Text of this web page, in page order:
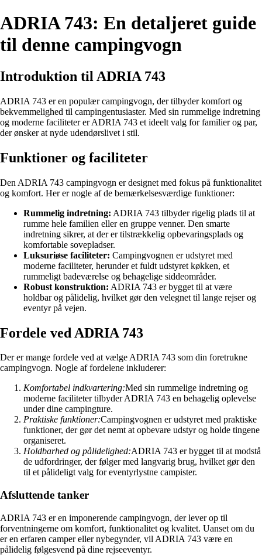
ADRIA 743: En detaljeret guide
til denne campingvogn
Introduktion til ADRIA 743
ADRIA 743 er en populær campingvogn, der tilbyder komfort og
bekvemmelighed til campingentusiaster. Med sin rummelige indretning
og moderne faciliteter er ADRIA 743 et ideelt valg for familier og par,
der ønsker at nyde udendørslivet i stil.
Funktioner og faciliteter
Den ADRIA 743 campingvogn er designet med fokus på funktionalitet
og komfort. Her er nogle af de bemærkelsesværdige funktioner:
Rummelig indretning: ADRIA 743 tilbyder rigelig plads til at
rumme hele familien eller en gruppe venner. Den smarte
indretning sikrer, at der er tilstrækkelig opbevaringsplads og
komfortable sovepladser.
Luksuriøse faciliteter: Campingvognen er udstyret med
moderne faciliteter, herunder et fuldt udstyret køkken, et
rummeligt badeværelse og behagelige siddeområder.
Robust konstruktion: ADRIA 743 er bygget til at være
holdbar og pålidelig, hvilket gør den velegnet til lange rejser og
eventyr på vejen.
Fordele ved ADRIA 743
Der er mange fordele ved at vælge ADRIA 743 som din foretrukne
campingvogn. Nogle af fordelene inkluderer:
Komfortabel indkvartering:Med sin rummelige indretning og
moderne faciliteter tilbyder ADRIA 743 en behagelig oplevelse
under dine campingture.
Praktiske funktioner:Campingvognen er udstyret med praktiske
funktioner, der gør det nemt at opbevare udstyr og holde tingene
organiseret.
Holdbarhed og pålidelighed:ADRIA 743 er bygget til at modstå
de udfordringer, der følger med langvarig brug, hvilket gør den
til et pålideligt valg for eventyrlystne campister.
Afsluttende tanker
ADRIA 743 er en imponerende campingvogn, der lever op til
forventningerne om komfort, funktionalitet og kvalitet. Uanset om du
er en erfaren camper eller nybegynder, vil ADRIA 743 være en
pålidelig følgesvend på dine rejseeventyr.